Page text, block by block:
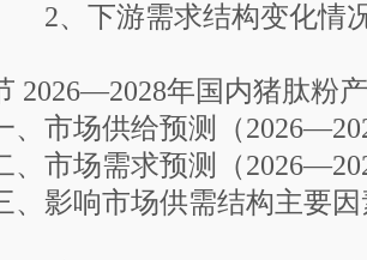
需求结构变化情况
年国内猪肽粉产
供给预测（
需求预测（
市场供需结构主要因